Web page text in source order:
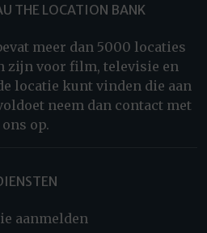
THE LOCATION BANK
meer dan 5000 locaties
zijn voor film, televisie en
locatie kunt vinden die aan
neem dan contact met
ons op.
aanmelden